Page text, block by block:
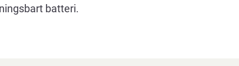
batteri.